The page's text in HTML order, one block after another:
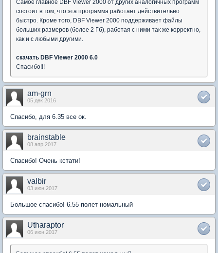
Самое главное DBF Viewer 2000 от других аналогичных программ
состоит в том, что эта программа работает действительно
быстро. Кроме того, DBF Viewer 2000 поддерживает файлы
больших размеров (более 2 Гб), работая с ними так же корректно,
как и с любыми другими.
скачать DBF Viewer 2000 6.0
Спасибо!!!
am-grn
05 дек 2016
Спасибо, для 6.35 все ок.
brainstable
08 апр 2017
Спасибо! Очень кстати!
valbir
03 июн 2017
Большое спасибо! 6.55 полет номальный
Utharaptor
06 июн 2017